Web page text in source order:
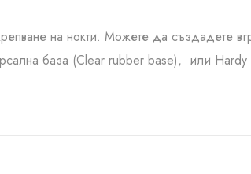
на нокти. Можете да създадете
база (Clear rubber base), или